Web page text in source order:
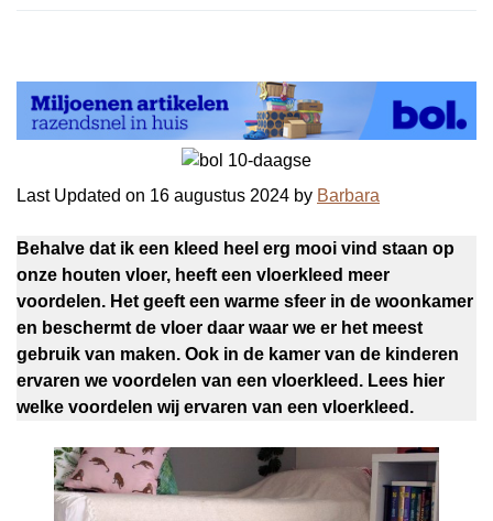
Last Updated on 16 augustus 2024 by Barbara
Behalve dat ik een kleed heel erg mooi vind staan op
onze houten vloer, heeft een vloerkleed meer
voordelen. Het geeft een warme sfeer in de woonkamer
en beschermt de vloer daar waar we er het meest
gebruik van maken. Ook in de kamer van de kinderen
ervaren we voordelen van een vloerkleed. Lees hier
welke voordelen wij ervaren van een vloerkleed.